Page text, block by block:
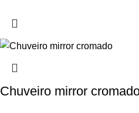
Chuveiro mirror